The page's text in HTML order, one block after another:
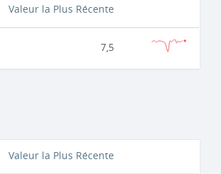
Valeur la Plus Récente
7,5
Valeur la Plus Récente